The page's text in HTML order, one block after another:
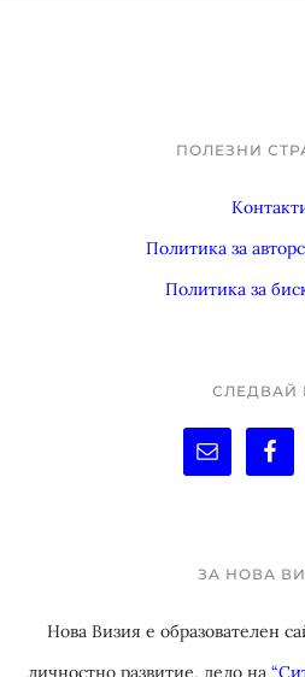
ПОЛЕЗНИ
Политика за
Политика за
СЛЕДВАЙ
ЗА НОВА
Нова Визия е образователен
личностно развитие, дело на